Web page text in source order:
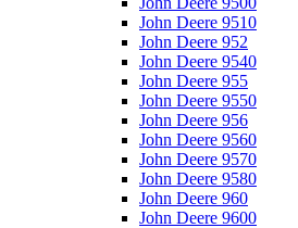
John Deere 9510
John Deere 952
John Deere 9540
John Deere 955
John Deere 9550
John Deere 956
John Deere 9560
John Deere 9570
John Deere 9580
John Deere 960
John Deere 9600